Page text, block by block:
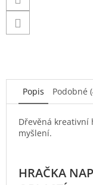
Popis Podobné
Dřevěná
myšlení.